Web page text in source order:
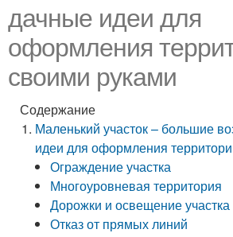
дачные идеи для
оформления
своими руками
Содержание
Маленький участок – большие
идеи для оформления
Ограждение участка
Многоуровневая территория
Дорожки и освещение участка
Отказ от прямых линий